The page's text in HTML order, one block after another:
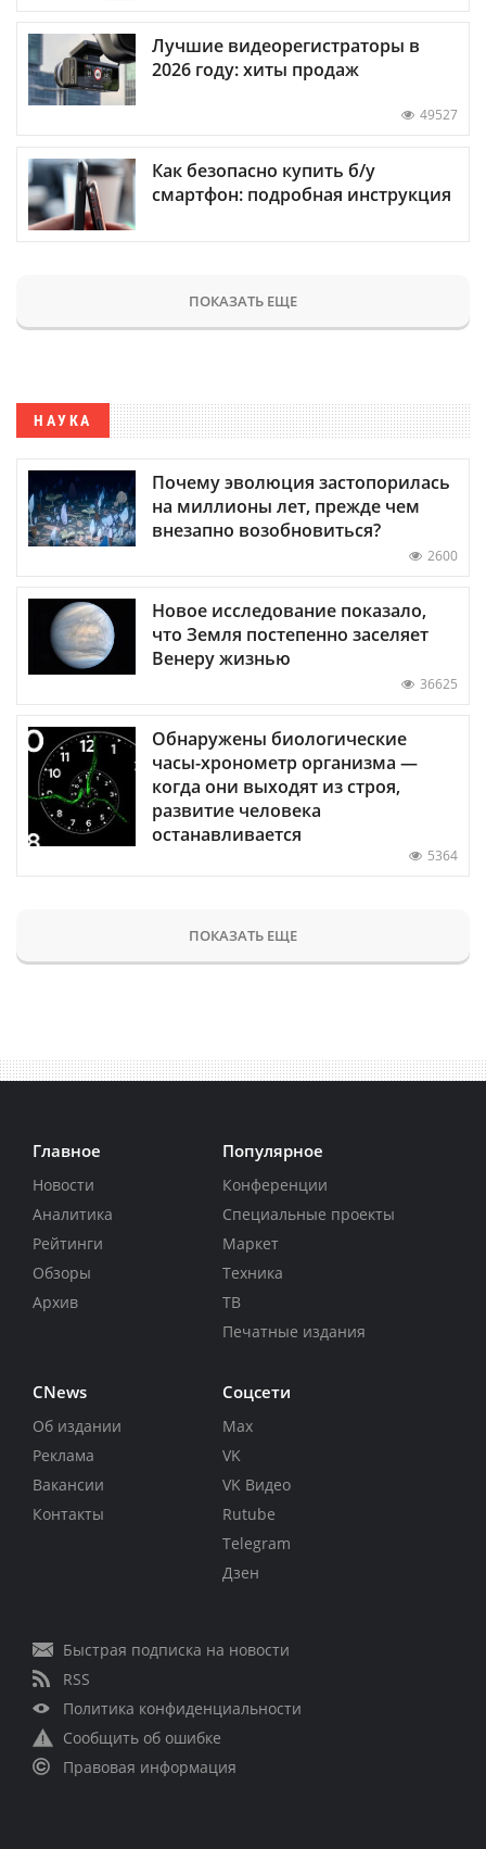
Лучшие видеорегистраторы в
2026 году: хиты продаж
49527
Как безопасно купить б/у
смартфон: подробная инструкция
ПОКАЗАТЬ ЕЩЕ
НАУКА
Почему эволюция застопорилась
на миллионы лет, прежде чем
внезапно возобновиться?
2600
Новое исследование показало,
что Земля постепенно заселяет
Венеру жизнью
36625
Обнаружены биологические
часы-хронометр организма —
когда они выходят из строя,
развитие человека
останавливается
5364
ПОКАЗАТЬ ЕЩЕ
Главное
Новости
Аналитика
Рейтинги
Обзоры
Архив
Популярное
Конференции
Специальные проекты
Маркет
Техника
ТВ
Печатные издания
CNews
Об издании
Реклама
Вакансии
Контакты
Соцсети
Max
VK
VK Видео
Rutube
Telegram
Дзен
Быстрая подписка на новости
RSS
Политика конфиденциальности
Сообщить об ошибке
Правовая информация